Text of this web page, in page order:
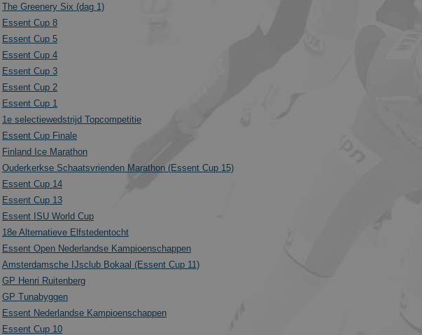
The Greenery Six (dag 1)
Essent Cup 8
Essent Cup 5
Essent Cup 4
Essent Cup 3
Essent Cup 2
Essent Cup 1
1e selectiewedstrijd Topcompetitie
Essent Cup Finale
Finland Ice Marathon
Ouderkerkse Schaatsvrienden Marathon (Essent Cup 15)
Essent Cup 14
Essent Cup 13
Essent ISU World Cup
18e Alternatieve Elfstedentocht
Essent Open Nederlandse Kampioenschappen
Amsterdamsche IJsclub Bokaal (Essent Cup 11)
GP Henri Ruitenberg
GP Tunabyggen
Essent Nederlandse Kampioenschappen
Essent Cup 10